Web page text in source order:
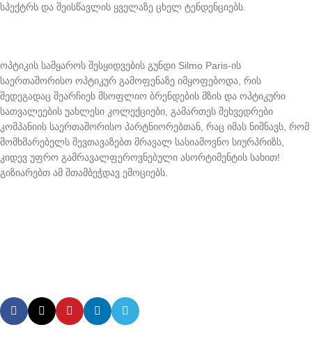
სპექტრს და შეისწავლის ყველაზე ცხელ ტენდენციებს.
ოპტიკის სამყაროს შესყიდვების გუნდი Silmo Paris-ის
საერთაშორისო ოპტიკურ გამოფენაზე იმყოფებოდა, რის
შედეგადაც შეარჩიეს მსოფლიო ბრენდების მზის და ოპტიკური
სათვალეების უახლესი კოლექციები, გამართეს შეხვედრები
კომპანიის საერთაშორისო პარტნიორებთან, რაც იმას ნიშნავს, რომ
მომხმარებელს შევთავაზებთ მრავალ სასიამოვნო სიურპრიზს,
კიდევ უფრო გამრავალფეროვნებული ასორტიმენტის სახით!
გიზიარებთ ამ შთამბეჭდავ ემოციებს.